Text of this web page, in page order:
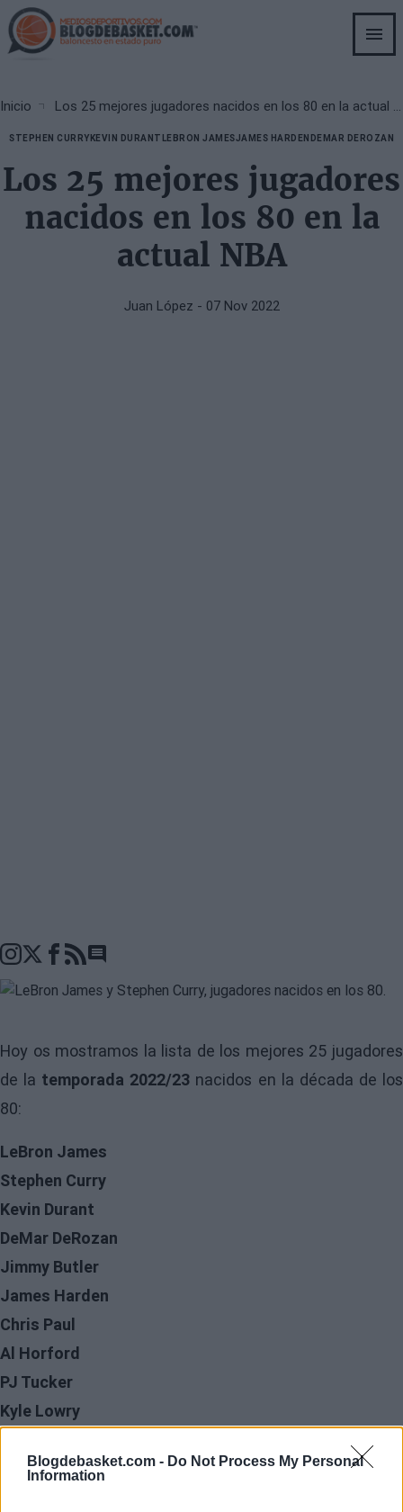
Blogdebasket.com - Do Not Process My Personal
Information
Skip
to
main
Breadcrumb
Inicio Los 25 mejores jugadores nacidos en los 80 en la actual NBA
STEPHEN CURRY KEVIN DURANT LEBRON JAMESJAMES HARDEN DEMAR DEROZAN
Los 25 mejores jugadores
nacidos en los 80 en la
actual NBA
Juan López - 07 Nov 2022
Go to comments seciton
Hoy os mostramos la lista de los mejores 25 jugadores
de la temporada 2022/23 nacidos en la década de los
80:
LeBron James
Stephen Curry
Kevin Durant
DeMar DeRozan
Jimmy Butler
James Harden
Chris Paul
Al Horford
PJ Tucker
Kyle Lowry
Bojan Bogdanovic